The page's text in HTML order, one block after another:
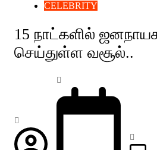
CELEBRITY
15 நாட்களில்
செய்துள்ள வசூல்..